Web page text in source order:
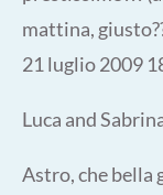
mattina,
21 luglio 2009
Luca and
Astro, che bella